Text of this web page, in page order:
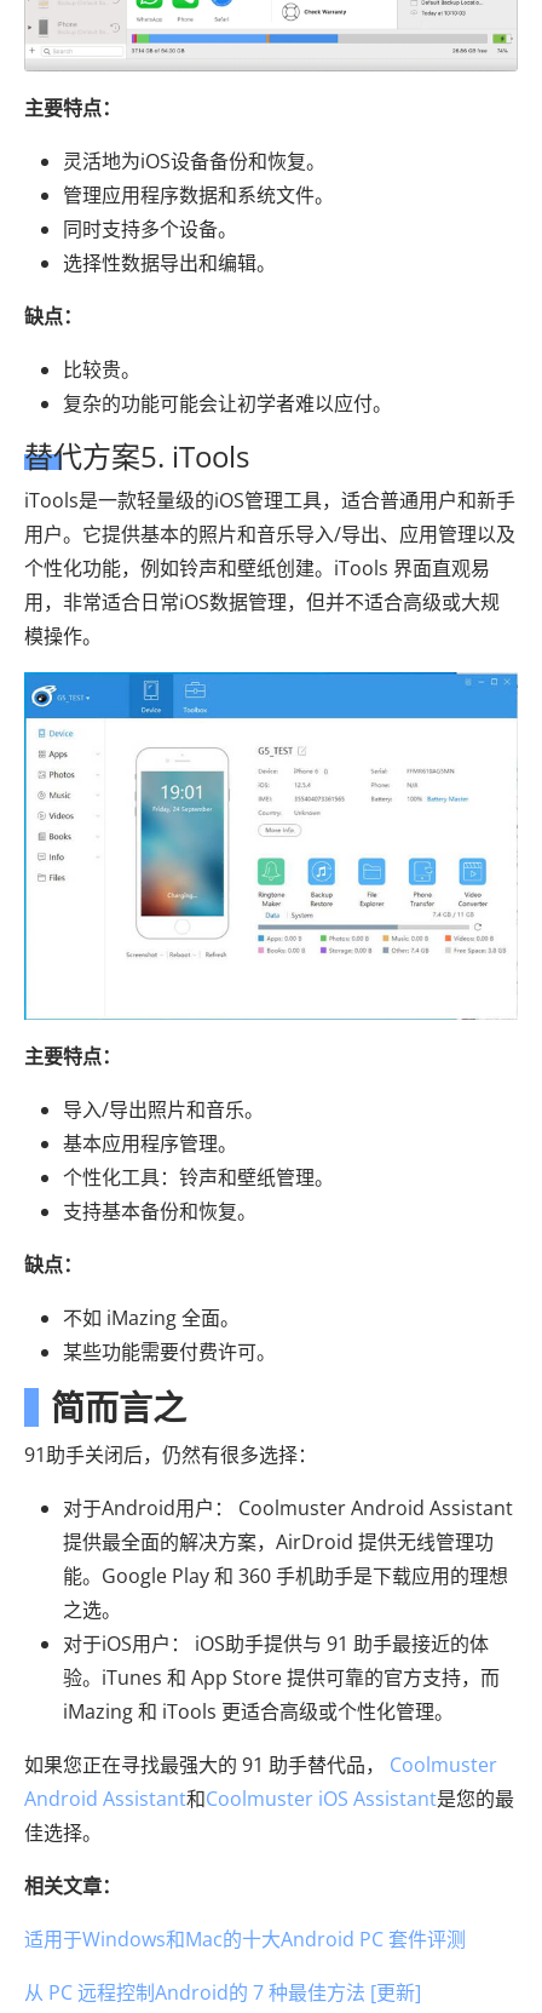
主要特点：
灵活地为iOS设备备份和恢复。
管理应用程序数据和系统文件。
同时支持多个设备。
选择性数据导出和编辑。
缺点：
比较贵。
复杂的功能可能会让初学者难以应付。
替代方案5. iTools
iTools是一款轻量级的iOS管理工具，适合普通用户和新手
用户。它提供基本的照片和音乐导入/导出、应用管理以及
个性化功能，例如铃声和壁纸创建。iTools 界面直观易
用，非常适合日常iOS数据管理，但并不适合高级或大规
模操作。
主要特点：
导入/导出照片和音乐。
基本应用程序管理。
个性化工具：铃声和壁纸管理。
支持基本备份和恢复。
缺点：
不如 iMazing 全面。
某些功能需要付费许可。
简而言之
91助手关闭后，仍然有很多选择：
对于Android用户： Coolmuster Android Assistant
提供最全面的解决方案，AirDroid 提供无线管理功
能。Google Play 和 360 手机助手是下载应用的理想
之选。
对于iOS用户： iOS助手提供与 91 助手最接近的体
验。iTunes 和 App Store 提供可靠的官方支持，而
iMazing 和 iTools 更适合高级或个性化管理。
如果您正在寻找最强大的 91 助手替代品， Coolmuster
Android Assistant和Coolmuster iOS Assistant是您的最
佳选择。
相关文章：
适用于Windows和Mac的十大Android PC 套件评测
从 PC 远程控制Android的 7 种最佳方法 [更新]